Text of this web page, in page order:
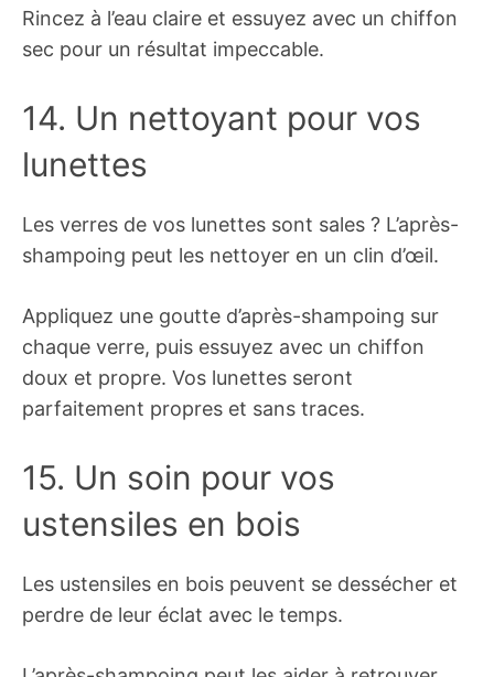
Rincez à l’eau claire et essuyez avec un chiffon
sec pour un résultat impeccable.
14. Un nettoyant pour vos
lunettes
Les verres de vos lunettes sont sales ? L’après-
shampoing peut les nettoyer en un clin d’œil.
Appliquez une goutte d’après-shampoing sur
chaque verre, puis essuyez avec un chiffon
doux et propre. Vos lunettes seront
parfaitement propres et sans traces.
15. Un soin pour vos
ustensiles en bois
Les ustensiles en bois peuvent se dessécher et
perdre de leur éclat avec le temps.